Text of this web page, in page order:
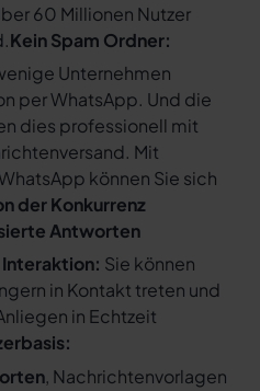
60 Millionen Nutzer
Kein Spam Ordner:
Unternehmen
per WhatsApp. Und die
dies professionell mit
Mit
können Sie sich
der Konkurrenz
Antworten
Sie können
in Kontakt treten und
in Echtzeit
, Nachrichtenvorlagen